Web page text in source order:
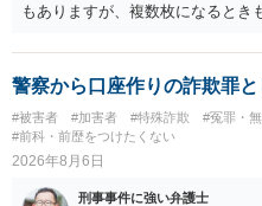
もありますが、複数枚になると
います。 したがいまして、いず
警察から口座作りの詐欺罪と
#被害者 #加害者 #特殊詐欺 #冤罪・
#前科・前歴をつけたくない
2026年8月6日
刑事事件に強い弁護士